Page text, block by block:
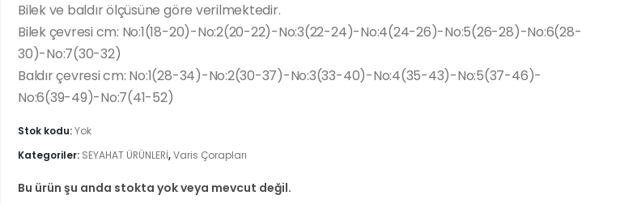
Bilek ve baldır ölçüsüne göre verilmektedir.
Bilek çevresi cm: No:1(18-20)-No:2(20-22)-No:3(22-24)-No:4(24-26)-No:5(26-28)-No:6(28-
30)-No:7(30-32)
Baldır çevresi cm: No:1(28-34)-No:2(30-37)-No:3(33-40)-No:4(35-43)-No:5(37-46)-
No:6(39-49)-No:7(41-52)
Stok kodu:Yok
Kategoriler: SEYAHAT ÜRÜNLERİ,Varis Çorapları
Bu ürün şu anda stokta yok veya mevcut değil.